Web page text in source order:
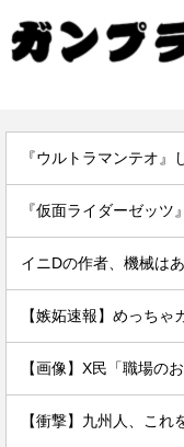
『仮面ライダーゼッ
イニDの作者、機械は
【衝撃】九州人、こ